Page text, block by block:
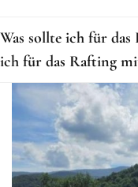
Was sollte ich für
ich für das Rafting